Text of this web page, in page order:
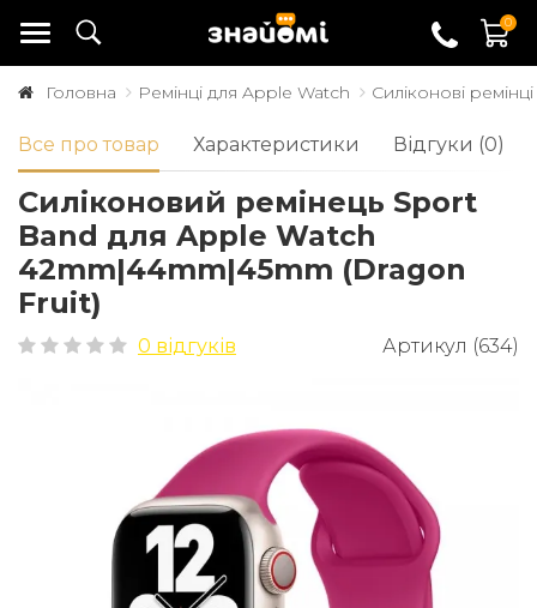
0
Головна Ремінці для Apple Watch Силіконові ремінці
Все про товар Характеристики Відгуки (0)
Силіконовий ремінець Sport
Band для Apple Watch
42mm|44mm|45mm (Dragon
Fruit)
0 відгуків Артикул (634)